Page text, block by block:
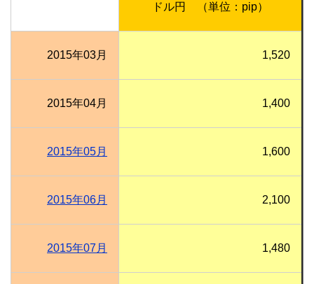
ドル円 （単位：pip）
2015年03月 1,520
2015年04月 1,400
2015年05月 1,600
2015年06月 2,100
2015年07月 1,480